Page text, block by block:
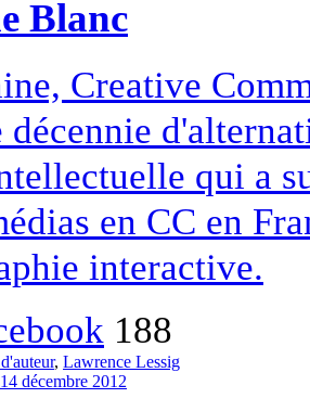
Blanc
Creative
décennie
qui a
en CC en
interactive.
188
, Lawrence Lessig
décembre 2012